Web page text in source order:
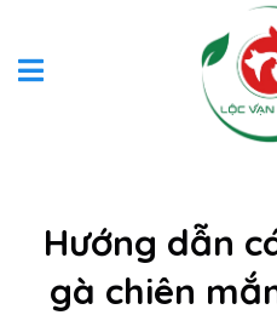
Hướng dẫn
gà chiên